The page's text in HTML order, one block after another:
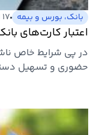
خودرو
عمومی
نوتیف
بانک، بورس و بیمه ۱۷ اسفند ۱۴۰۴
اعتبار کارت‌های
در پی شرایط خاص
حضوری و تسهیل